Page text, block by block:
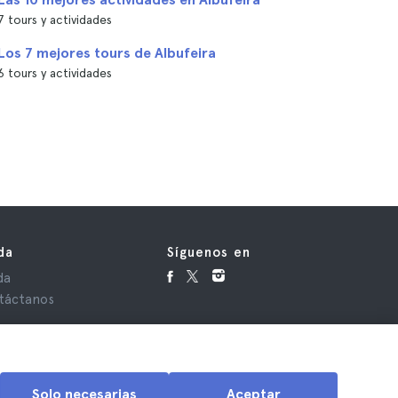
tours y actividades
7 mejores tours de Albufeira
tours y actividades
Aceptar
Solo necesarias
Síguenos en